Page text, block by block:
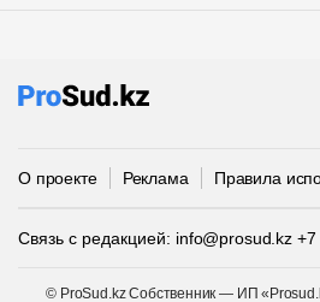
О проекте Реклама Правила
Связь с редакцией: info@prosud.kz +7
© ProSud.kz Собственник — ИП